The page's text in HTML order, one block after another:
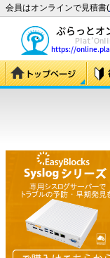
会員はオンラインで見積書(